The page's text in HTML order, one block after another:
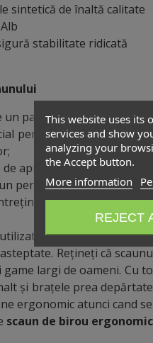
sintetică de înaltă calitate
stabilitate ridicată
un pas important în
pentru utilizatorul său,
aproximativ un sfert din
pentru toate
și reparații. Un
să stea într-o
Rețineți că
largi de oameni. Cu
și brațele prea
ergonomic atunci cand
scaun de birou ergonomic
This website uses its
services and show
analyzing your
the Accept button.
More information
REJECT